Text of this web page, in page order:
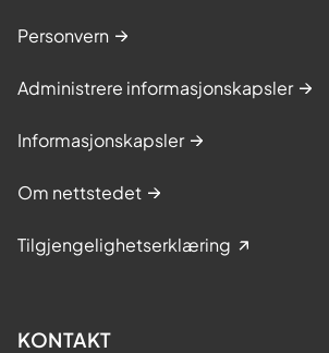
Personvern
Administrere informasjonskapsler
Informasjonskapsler
Om nettstedet
Tilgjengelighetserklæring
KONTAKT